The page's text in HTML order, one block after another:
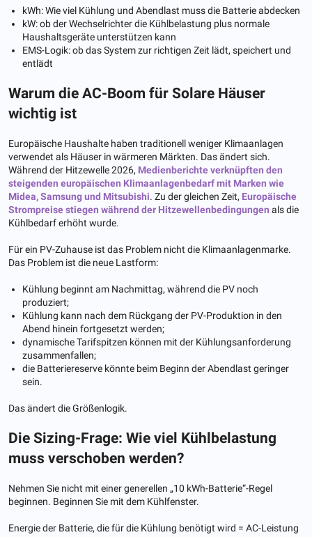
kWh: Wie viel Kühlung und Abendlast muss die Batterie abdecken
kW: ob der Wechselrichter die Kühlbelastung plus normale
Haushaltsgeräte unterstützen kann
EMS-Logik: ob das System zur richtigen Zeit lädt, speichert und
entlädt
Warum die AC-Boom für Solare Häuser
wichtig ist
Europäische Haushalte haben traditionell weniger Klimaanlagen
verwendet als Häuser in wärmeren Märkten. Das ändert sich.
Während der Hitzewelle 2026, Medienberichte verknüpften den
steigenden europäischen Klimaanlagenbedarf mit Marken wie
Midea, Samsung und Mitsubishi. Zu der gleichen Zeit, Europäische
Strompreise stiegen während der Hitzewellenbedingungen als die
Kühlbedarf erhöht wurde.
Für ein PV-Zuhause ist das Problem nicht die Klimaanlagenmarke.
Das Problem ist die neue Lastform:
Kühlung beginnt am Nachmittag, während die PV noch
produziert;
Kühlung kann nach dem Rückgang der PV-Produktion in den
Abend hinein fortgesetzt werden;
dynamische Tarifspitzen können mit der Kühlungsanforderung
zusammenfallen;
die Batteriereserve könnte beim Beginn der Abendlast geringer
sein.
Das ändert die Größenlogik.
Die Sizing-Frage: Wie viel Kühlbelastung
muss verschoben werden?
Nehmen Sie nicht mit einer generellen „10 kWh-Batterie“-Regel
beginnen. Beginnen Sie mit dem Kühlfenster.
Energie der Batterie, die für die Kühlung benötigt wird = AC-Leistung